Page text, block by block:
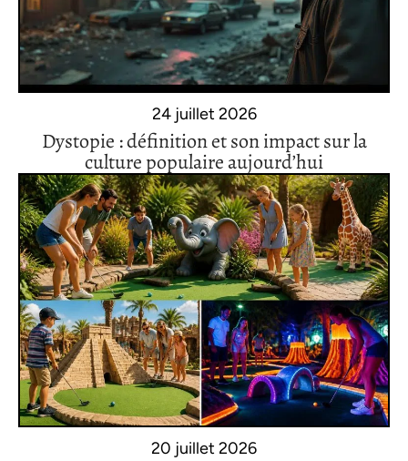
24 juillet 2026
Dystopie : définition et son impact sur la
culture populaire aujourd’hui
20 juillet 2026